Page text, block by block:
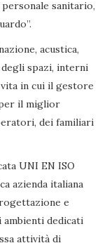
sanitario,
acustica,
spazi, interni
in cui il gestore
il miglior
dei familiari
UNI EN ISO
azienda italiana
e
dedicati
attività di